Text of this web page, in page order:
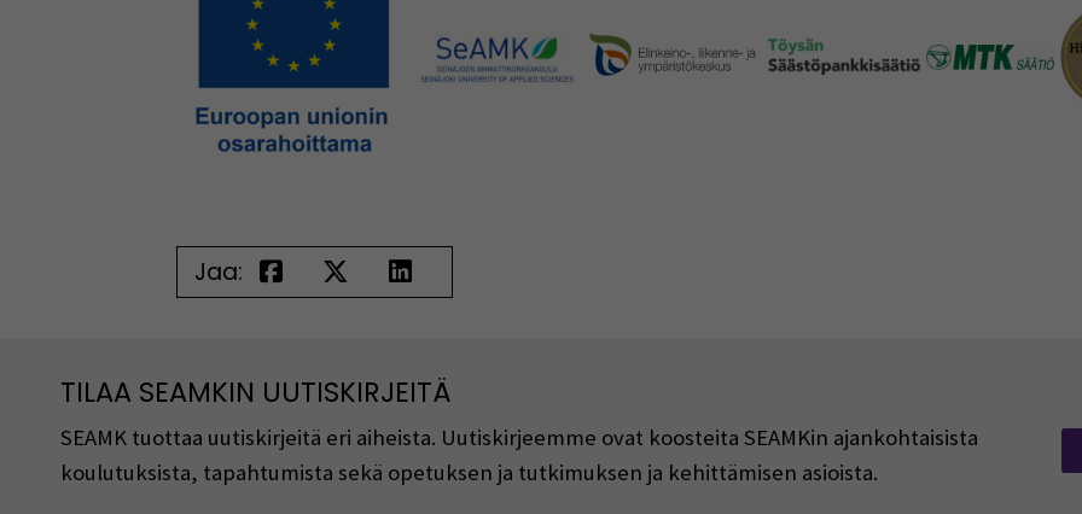
Jaa:
TILAA SEAMKIN UUTISKIRJEITÄ
SEAMK tuottaa uutiskirjeitä eri aiheista. Uutiskirjeemme ovat koosteita SEAMKin ajankohtaisista
koulutuksista, tapahtumista sekä opetuksen ja tutkimuksen ja kehittämisen asioista.